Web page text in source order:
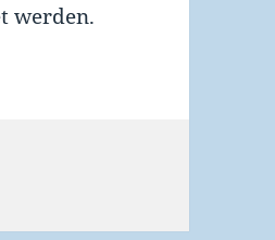
werden.